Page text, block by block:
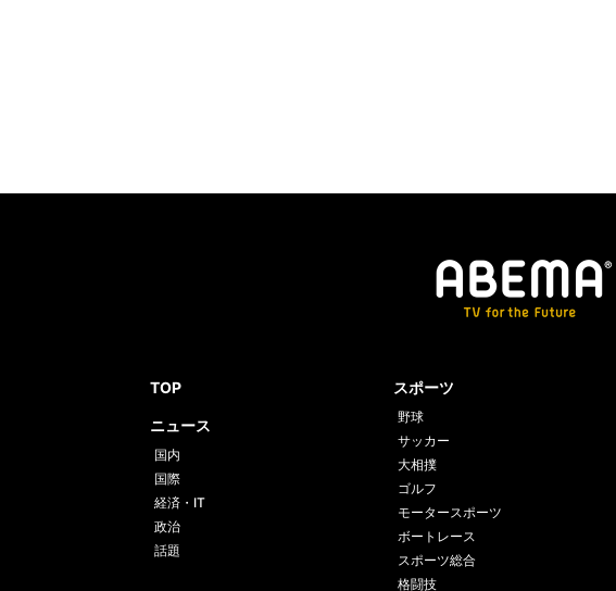
TOP
ニュース
国内
国際
経済・IT
政治
話題
スポーツ
野球
サッカー
大相撲
ゴルフ
モータースポーツ
ボートレース
スポーツ総合
格闘技